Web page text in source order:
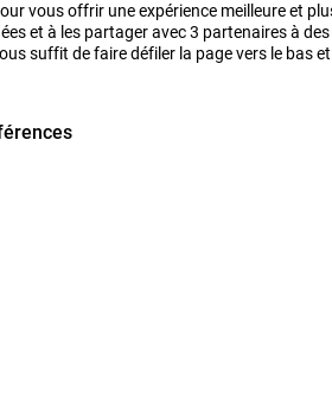
vous offrir une expérience meilleure et
et à les partager avec 3 partenaires à
suffit de faire défiler la page vers le bas